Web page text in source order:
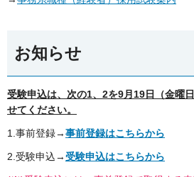
お知らせ
受験申込は、次の1、2を9月19日（金曜
せてください。
1.事前登録→事前登録はこちらから
2.受験申込→受験申込はこちらから